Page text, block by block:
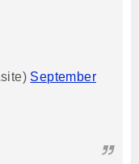
September